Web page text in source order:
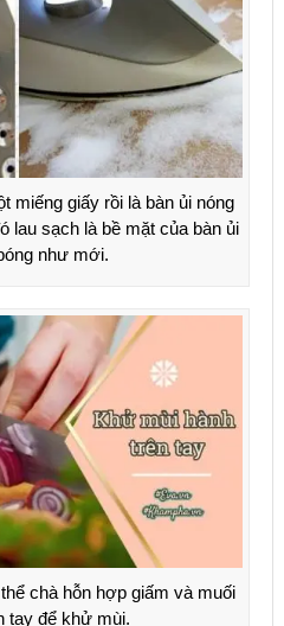
miếng giấy rồi là bàn ủi nóng
lau sạch là bề mặt của bàn ủi
như mới.
chà hỗn hợp giấm và muối
tay để khử mùi.